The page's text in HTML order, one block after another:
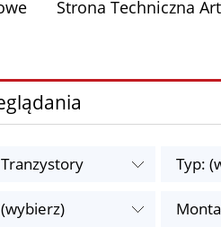
Strona Techniczna
Typ: